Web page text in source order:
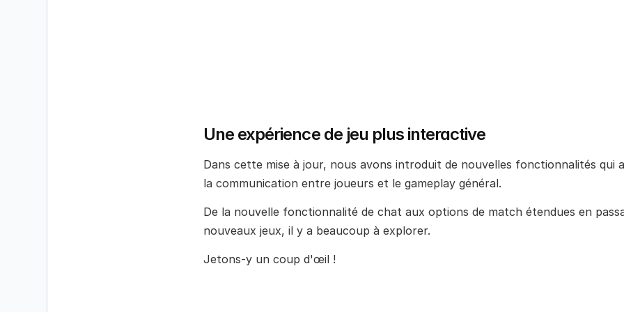
Une expérience de jeu plus interactive
Dans cette mise à jour, nous avons introduit de nouvelles fonctionnalités qui
la communication entre joueurs et le gameplay général.
De la nouvelle fonctionnalité de chat aux options de match étendues en
nouveaux jeux, il y a beaucoup à explorer.
Jetons-y un coup d'œil !